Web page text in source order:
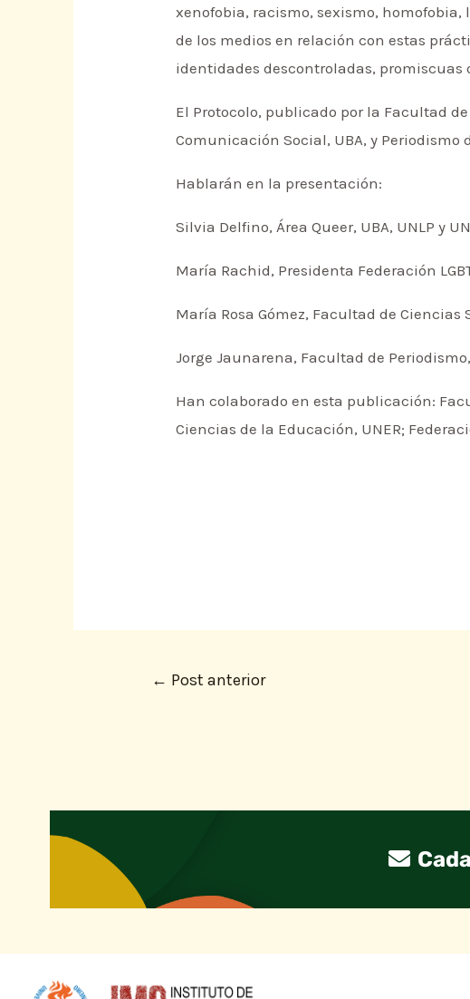
xenofobia, racismo, sexismo,
de los medios en relación con estas
identidades descontroladas, promiscuas
El Protocolo, publicado por la Facultad
Comunicación Social, UBA, y Periodismo
Hablarán en la presentación:
Silvia Delfino, Área Queer, UBA, UNLP y
María Rachid, Presidenta Federación
María Rosa Gómez, Facultad de Ciencias
Jorge Jaunarena, Facultad de
Han colaborado en esta publicación:
Ciencias de la Educación, UNER;
← Post anterior